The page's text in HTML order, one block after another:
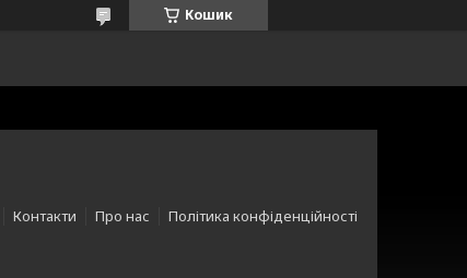
Кошик
Контакти Про нас Політика конфіденційності